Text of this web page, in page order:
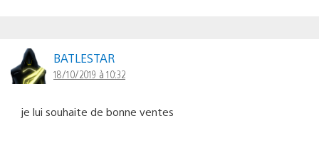
BATLESTAR
18/10/2019 à 10:32
je lui souhaite de bonne ventes